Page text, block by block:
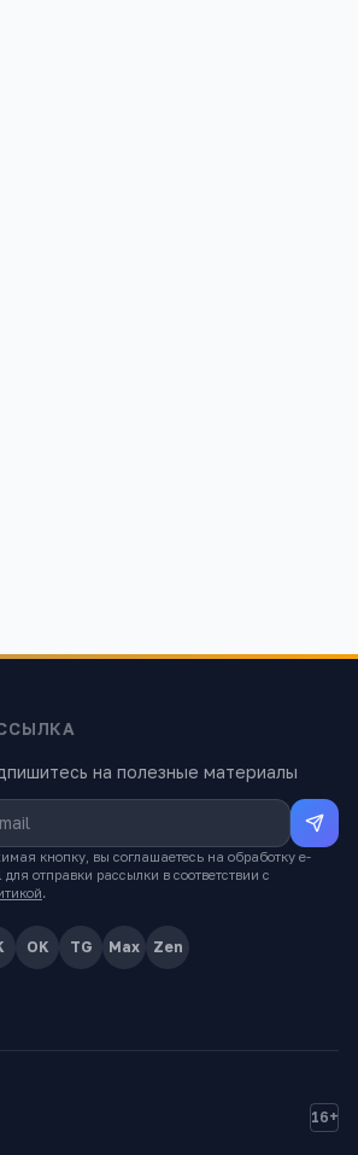
на полезные материалы
кнопку, вы соглашаетесь на обработку e-
отправки рассылки в соответствии с
.
OK TG Max Zen
16+